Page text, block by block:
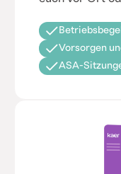
Vorsorgen
ASA-